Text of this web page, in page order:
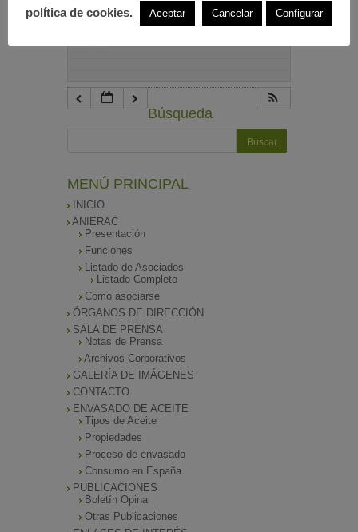
Búsqueda
MENÚ PRINCIPAL
INICIO
ANIERAC
Presentación
Funciones
Listado de Asociados
Listado Completo
Como asociarse
ÓRGANOS DE DIRECCIÓN
SALA DE PRENSA
Notas de Prensa
Archivos Corporativos
GALERÍA DE IMÁGENES
CONTACTO
ENVASADO DE ACEITE
Tipos de Aceite
Propiedades
Proceso de envasado
Consumo en España
PUBLICACIONES
Boletín Opina
Otras Publicaciones
política de cookies.
Aceptar Cancelar Configurar